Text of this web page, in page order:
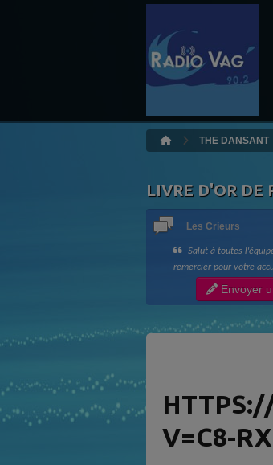
THE DANSANT
LIVRE D'OR DE
Les Crieurs
Salut à toutes
remercier pour votre
ainsi que votre bonne
Vag !! Les Crieurs de
Envoyer
V=C8-